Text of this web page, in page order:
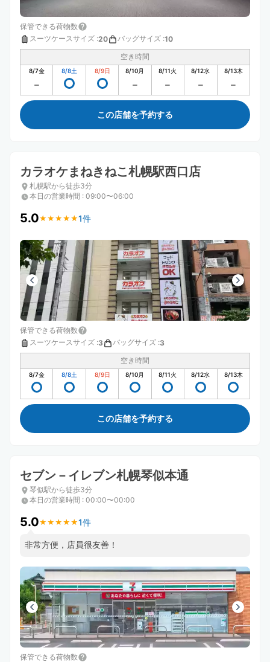
保管できる荷物数
スーツケースサイズ :20 バッグサイズ :10
空き時間
8/7金 8/8土 8/9日 8/10月 8/11火 8/12水 8/13木
この店舗を予約する
カラオケまねきねこ札幌駅西口店
札幌駅から徒歩3分
本日の営業時間 : 09:00〜06:00
5.0★ ★ ★ ★ ★
★ ★ ★ ★ ★1件
保管できる荷物数
スーツケースサイズ :3 バッグサイズ :3
空き時間
8/7金 8/8土 8/9日 8/10月 8/11火 8/12水 8/13木
この店舗を予約する
セブン－イレブン札幌琴似本通
琴似駅から徒歩3分
本日の営業時間 : 00:00〜00:00
5.0★ ★ ★ ★ ★
★ ★ ★ ★ ★1件
非常方便，店員很友善！
保管できる荷物数